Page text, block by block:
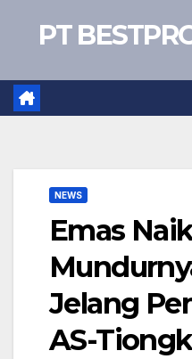
PT
NEWS
Emas
Jelang
AS-